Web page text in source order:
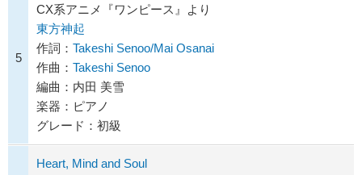
5
CX系アニメ『ワンピース』より
東方神起
作詞： Takeshi Senoo/Mai Osanai
作曲： Takeshi Senoo
編曲：内田 美雪
楽器：ピアノ
グレード：初級
Heart, Mind and Soul